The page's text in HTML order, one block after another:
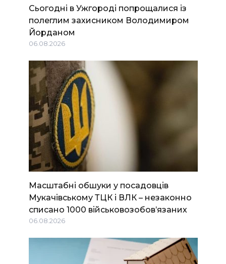
Сьогодні в Ужгороді попрощалися із
полеглим захисником Володимиром
Йорданом
06.08.2026
Масштабні обшуки у посадовців
Мукачівському ТЦК і ВЛК – незаконно
списано 1000 військовозобов’язаних
06.08.2026